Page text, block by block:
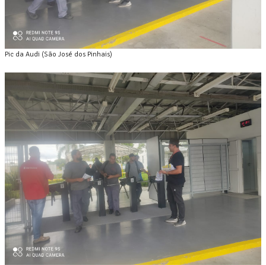
Pic da Audi (São José dos Pinhais)